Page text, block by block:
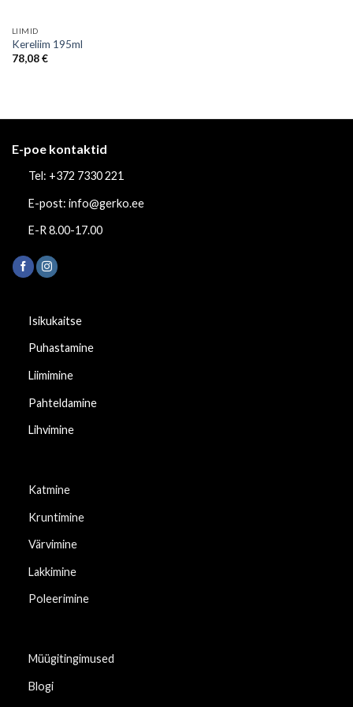
LIIMID
Kereliim 195ml
78,08€
E-poe kontaktid
Tel: +372 7330 221
E-post: info@gerko.ee
E-R 8.00-17.00
Isikukaitse
Puhastamine
Liimimine
Pahteldamine
Lihvimine
Katmine
Kruntimine
Värvimine
Lakkimine
Poleerimine
Müügitingimused
Blogi